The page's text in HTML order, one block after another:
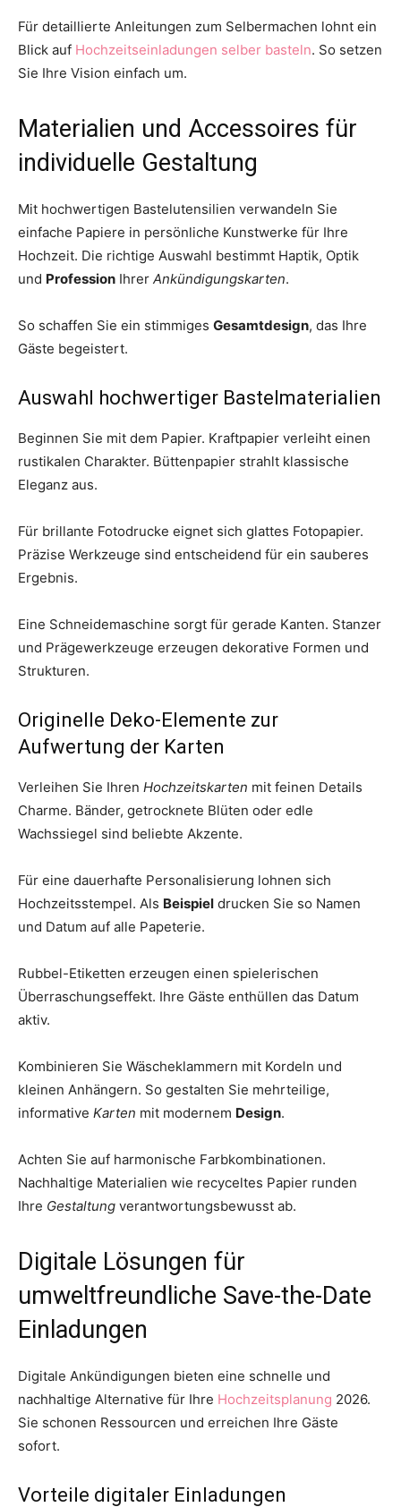
Für detaillierte Anleitungen zum Selbermachen lohnt ein
Blick auf Hochzeitseinladungen selber basteln. So setzen
Sie Ihre Vision einfach um.
Materialien und Accessoires für
individuelle Gestaltung
Mit hochwertigen Bastelutensilien verwandeln Sie
einfache Papiere in persönliche Kunstwerke für Ihre
Hochzeit. Die richtige Auswahl bestimmt Haptik, Optik
und Profession Ihrer Ankündigungskarten.
So schaffen Sie ein stimmiges Gesamtdesign, das Ihre
Gäste begeistert.
Auswahl hochwertiger Bastelmaterialien
Beginnen Sie mit dem Papier. Kraftpapier verleiht einen
rustikalen Charakter. Büttenpapier strahlt klassische
Eleganz aus.
Für brillante Fotodrucke eignet sich glattes Fotopapier.
Präzise Werkzeuge sind entscheidend für ein sauberes
Ergebnis.
Eine Schneidemaschine sorgt für gerade Kanten. Stanzer
und Prägewerkzeuge erzeugen dekorative Formen und
Strukturen.
Originelle Deko-Elemente zur
Aufwertung der Karten
Verleihen Sie Ihren Hochzeitskarten mit feinen Details
Charme. Bänder, getrocknete Blüten oder edle
Wachssiegel sind beliebte Akzente.
Für eine dauerhafte Personalisierung lohnen sich
Hochzeitsstempel. Als Beispiel drucken Sie so Namen
und Datum auf alle Papeterie.
Rubbel-Etiketten erzeugen einen spielerischen
Überraschungseffekt. Ihre Gäste enthüllen das Datum
aktiv.
Kombinieren Sie Wäscheklammern mit Kordeln und
kleinen Anhängern. So gestalten Sie mehrteilige,
informative Karten mit modernem Design.
Achten Sie auf harmonische Farbkombinationen.
Nachhaltige Materialien wie recyceltes Papier runden
Ihre Gestaltung verantwortungsbewusst ab.
Digitale Lösungen für
umweltfreundliche Save-the-Date
Einladungen
Digitale Ankündigungen bieten eine schnelle und
nachhaltige Alternative für Ihre Hochzeitsplanung 2026.
Sie schonen Ressourcen und erreichen Ihre Gäste
sofort.
Vorteile digitaler Einladungen